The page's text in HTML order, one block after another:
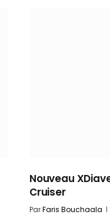
Nouveau
Cruiser
ParFaris Bouchaala